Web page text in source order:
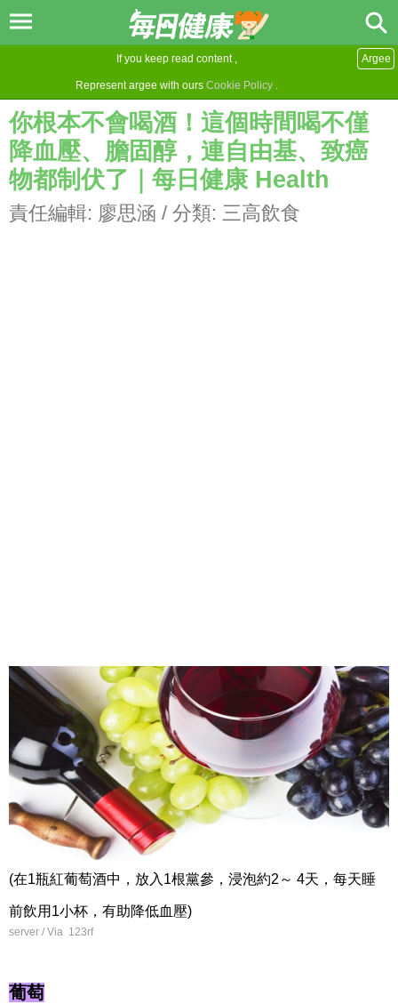
If you keep read content ,
Represent argee with ours Cookie Policy .
Argee
你根本不會喝酒！這個時間喝不僅
降血壓、膽固醇，連自由基、致癌
物都制伏了｜每日健康 Health
責任編輯: 廖思涵 / 分類: 三高飲食
(在1瓶紅葡萄酒中，放入1根黨參，浸泡約2～ 4天，每天睡
前飲用1小杯，有助降低血壓)
server / Via 123rf
葡萄